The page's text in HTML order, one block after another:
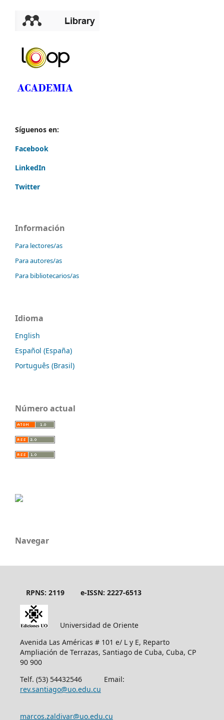
Síguenos en:
Facebook
LinkedIn
Twitter
Información
Para lectores/as
Para autores/as
Para bibliotecarios/as
Idioma
English
Español (España)
Português (Brasil)
Número actual
Navegar
RPNS: 2119 e-ISSN: 2227-6513
Universidad de Oriente
Avenida Las Américas # 101 e/ L y E, Reparto
Ampliación de Terrazas, Santiago de Cuba, Cuba, CP
90 900
Telf. (53) 54432546 Email:
rev.santiago@uo.edu.cu
marcos.zaldivar@uo.edu.cu